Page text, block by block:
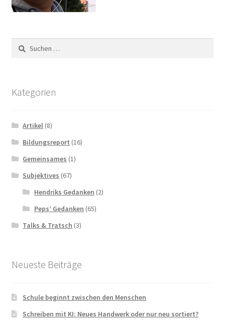
Suchen
nach:
Kategorien
Artikel (8)
Bildungsreport (16)
Gemeinsames (1)
Subjektives (67)
Hendriks Gedanken (2)
Peps’ Gedanken (65)
Talks & Tratsch (3)
Neueste Beiträge
Schule beginnt zwischen den Menschen
Schreiben mit KI: Neues Handwerk oder nur neu sortiert?